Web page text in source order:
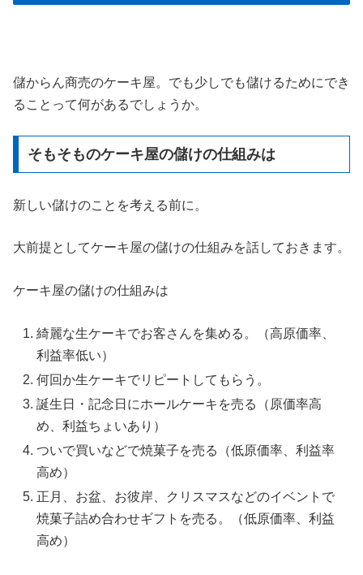
儲からん商売のケーキ屋。でも少しでも儲けるためにでき
ることって何があるでしょうか。
そもそものケーキ屋の儲けの仕組みは
新しい儲けのことを考える前に。
大前提としてケーキ屋の儲けの仕組みを話しておきます。
ケーキ屋の儲けの仕組みは
綺麗な生ケーキでお客さんを集める。（高原価率、
利益率低い）
何回か生ケーキでリピートしてもらう。
誕生日・記念日にホールケーキを売る（原価率高
め、利益ちょいあり）
ついで買いなどで焼菓子を売る（低原価率、利益率
高め）
正月、お盆、お彼岸、クリスマスなどのイベントで
焼菓子詰め合わせギフトを売る。（低原価率、利益
高め）